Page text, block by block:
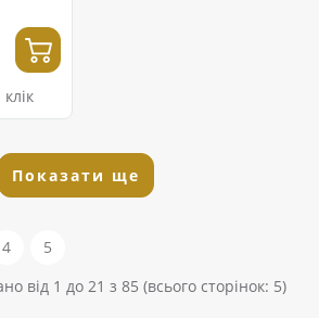
Показати ще
4
5
від 1 до 21 з 85 (всього сторінок: 5)